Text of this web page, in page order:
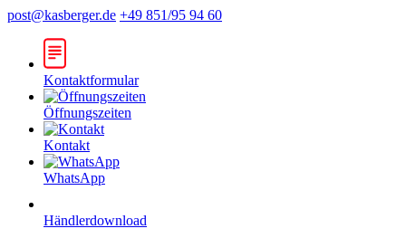
post@kasberger.de +49 851/95 94 60
Kontaktformular
Öffnungszeiten
Kontakt
WhatsApp
Händlerdownload